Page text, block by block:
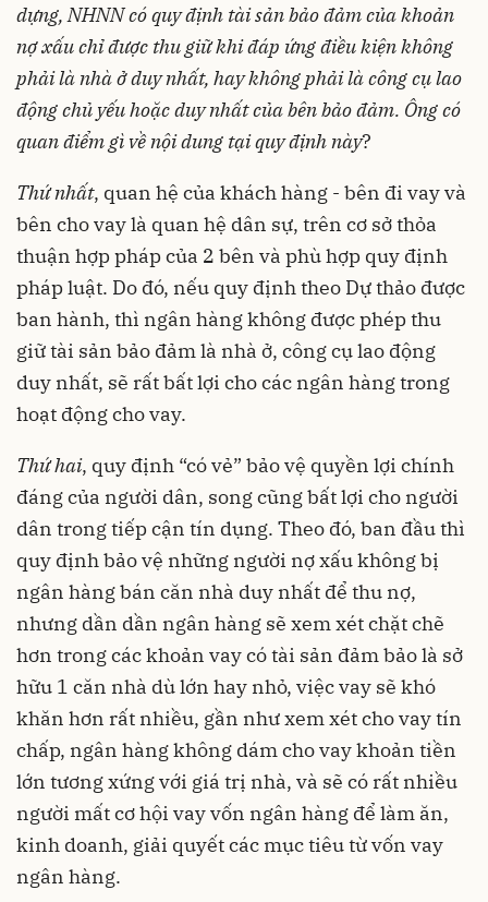
dựng, NHNN có quy định tài sản bảo đảm của khoản
nợ xấu chỉ được thu giữ khi đáp ứng điều kiện không
phải là nhà ở duy nhất, hay không phải là công cụ lao
động chủ yếu hoặc duy nhất của bên bảo đảm. Ông có
quan điểm gì về nội dung tại quy định này?
Thứ nhất, quan hệ của khách hàng - bên đi vay và
bên cho vay là quan hệ dân sự, trên cơ sở thỏa
thuận hợp pháp của 2 bên và phù hợp quy định
pháp luật. Do đó, nếu quy định theo Dự thảo được
ban hành, thì ngân hàng không được phép thu
giữ tài sản bảo đảm là nhà ở, công cụ lao động
duy nhất, sẽ rất bất lợi cho các ngân hàng trong
hoạt động cho vay.
Thứ hai, quy định “có vẻ” bảo vệ quyền lợi chính
đáng của người dân, song cũng bất lợi cho người
dân trong tiếp cận tín dụng. Theo đó, ban đầu thì
quy định bảo vệ những người nợ xấu không bị
ngân hàng bán căn nhà duy nhất để thu nợ,
nhưng dần dần ngân hàng sẽ xem xét chặt chẽ
hơn trong các khoản vay có tài sản đảm bảo là sở
hữu 1 căn nhà dù lớn hay nhỏ, việc vay sẽ khó
khăn hơn rất nhiều, gần như xem xét cho vay tín
chấp, ngân hàng không dám cho vay khoản tiền
lớn tương xứng với giá trị nhà, và sẽ có rất nhiều
người mất cơ hội vay vốn ngân hàng để làm ăn,
kinh doanh, giải quyết các mục tiêu từ vốn vay
ngân hàng.